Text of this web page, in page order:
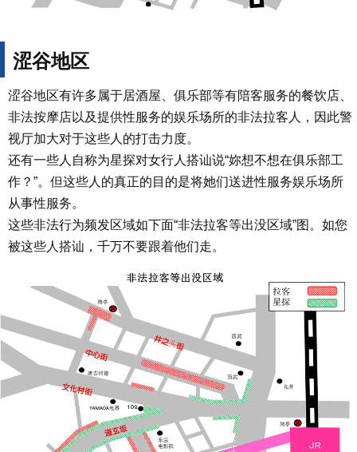
涩谷地区
涩谷地区有许多属于居酒屋、俱乐部等有陪客服务的餐饮店、
非法按摩店以及提供性服务的娱乐场所的非法拉客人，因此警
视厅加大对于这些人的打击力度。
还有一些人自称为星探对女行人搭讪说“妳想不想在俱乐部工
作？”。但这些人的真正的目的是将她们送进性服务娱乐场所
从事性服务。
这些非法行为频发区域如下面“非法拉客等出没区域”图。如您
被这些人搭讪，千万不要跟着他们走。